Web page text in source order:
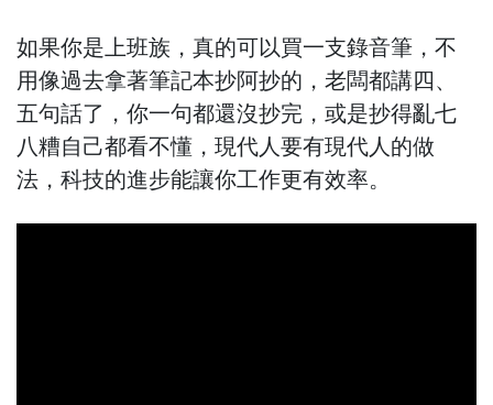
如果你是上班族，真的可以買一支錄音筆，不
用像過去拿著筆記本抄阿抄的，老闆都講四、
五句話了，你一句都還沒抄完，或是抄得亂七
八糟自己都看不懂，現代人要有現代人的做
法，科技的進步能讓你工作更有效率。